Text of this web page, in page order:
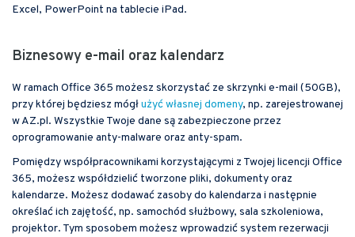
Excel, PowerPoint na tablecie iPad.
Biznesowy e-mail oraz kalendarz
W ramach Office 365 możesz skorzystać ze skrzynki e-mail (50GB),
przy której będziesz mógłużyć własnej domeny, np. zarejestrowanej
w AZ.pl. Wszystkie Twoje dane są zabezpieczone przez
oprogramowanie anty-malware oraz anty-spam.
Pomiędzy współpracownikami korzystającymi z Twojej licencji Office
365, możesz współdzielić tworzone pliki, dokumenty oraz
kalendarze. Możesz dodawać zasoby do kalendarza i następnie
określać ich zajętość, np. samochód służbowy, sala szkoleniowa,
projektor. Tym sposobem możesz wprowadzić system rezerwacji